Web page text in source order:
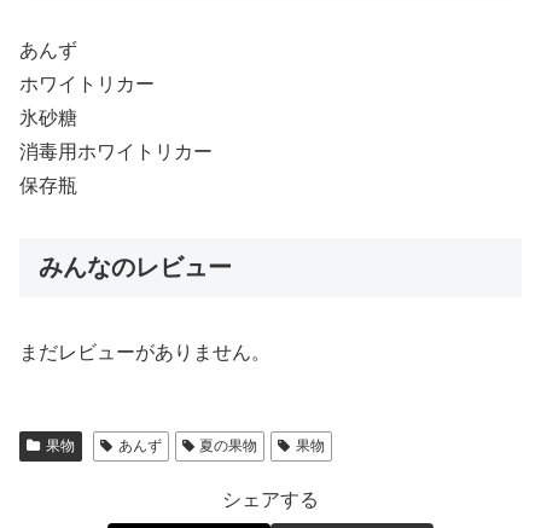
あんず
ホワイトリカー
氷砂糖
消毒用ホワイトリカー
保存瓶
みんなのレビュー
まだレビューがありません。
果物 あんず 夏の果物 果物
シェアする